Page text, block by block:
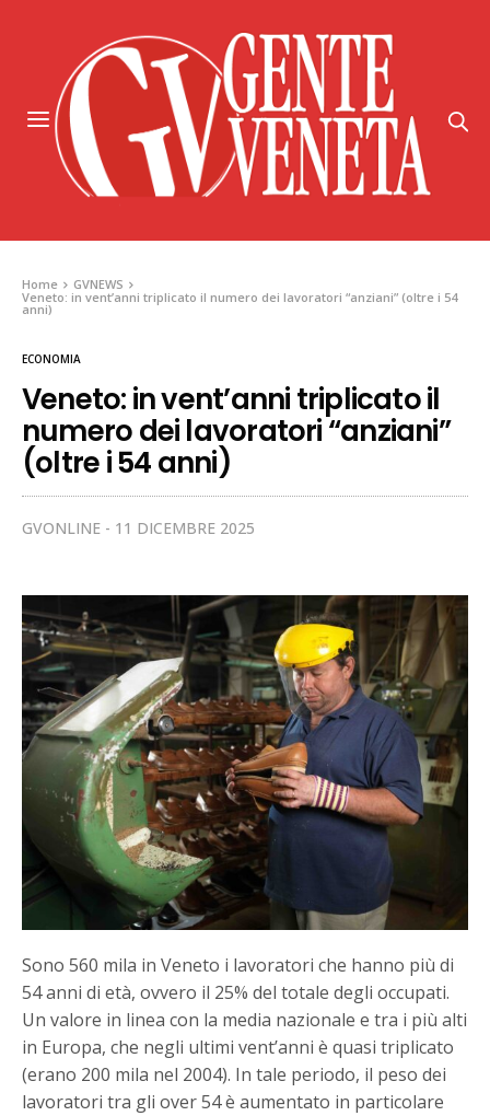
Home
GVNEWS
Veneto: in vent’anni triplicato il numero dei lavoratori “anziani” (oltre i 54
anni)
ECONOMIA
Veneto: in vent’anni triplicato il
numero dei lavoratori “anziani”
(oltre i 54 anni)
GVONLINE 11 DICEMBRE 2025
Sono 560 mila in Veneto i lavoratori che hanno più di
54 anni di età, ovvero il 25% del totale degli occupati.
Un valore in linea con la media nazionale e tra i più alti
in Europa, che negli ultimi vent’anni è quasi triplicato
(erano 200 mila nel 2004). In tale periodo, il peso dei
lavoratori tra gli over 54 è aumentato in particolare